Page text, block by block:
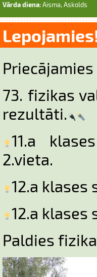
Vārda diena: Aisma, Askolds
73. fizikas
rezultāti.
11.a
2.vieta.
12.a klases
12.a klases
Paldies